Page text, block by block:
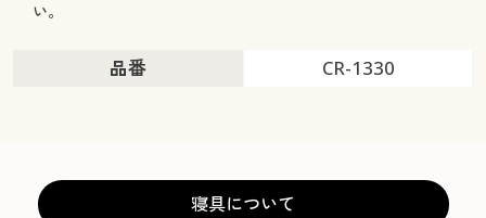
い。
品番 CR-1330
寝具について